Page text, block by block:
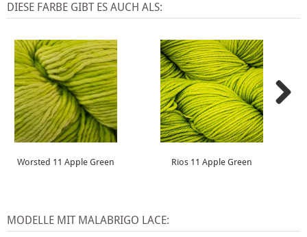
DIESE FARBE GIBT ES AUCH ALS:
Worsted 11 Apple Green Rios 11 Apple Green
MODELLE MIT MALABRIGO LACE: